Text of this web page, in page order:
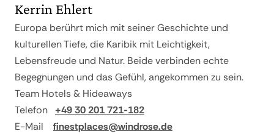
Kerrin Ehlert
Europa berührt mich mit seiner Geschichte und
kulturellen Tiefe, die Karibik mit Leichtigkeit,
Lebensfreude und Natur. Beide verbinden echte
Begegnungen und das Gefühl, angekommen zu sein.
Team Hotels & Hideaways
Telefon
+49 30 201 721-182
E-Mail
finestplaces@windrose.de